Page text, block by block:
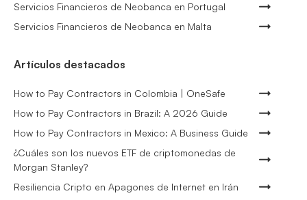
Servicios Financieros de Neobanca en Portugal
Servicios Financieros de Neobanca en Malta
Artículos destacados
How to Pay Contractors in Colombia | OneSafe
How to Pay Contractors in Brazil: A 2026 Guide
How to Pay Contractors in Mexico: A Business Guide
¿Cuáles son los nuevos ETF de criptomonedas de
Morgan Stanley?
Resiliencia Cripto en Apagones de Internet en Irán